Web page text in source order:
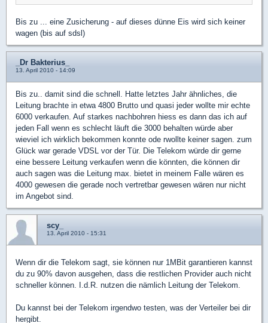
Bis zu ... eine Zusicherung - auf dieses dünne Eis wird sich keiner
wagen (bis auf sdsl)
_Dr Bakterius_
13. April 2010 - 14:09
Bis zu.. damit sind die schnell. Hatte letztes Jahr ähnliches, die
Leitung brachte in etwa 4800 Brutto und quasi jeder wollte mir echte
6000 verkaufen. Auf starkes nachbohren hiess es dann das ich auf
jeden Fall wenn es schlecht läuft die 3000 behalten würde aber
wieviel ich wirklich bekommen konnte ode rwollte keiner sagen. zum
Glück war gerade VDSL vor der Tür. Die Telekom würde dir gerne
eine bessere Leitung verkaufen wenn die könnten, die können dir
auch sagen was die Leitung max. bietet in meinem Falle wären es
4000 gewesen die gerade noch vertretbar gewesen wären nur nicht
im Angebot sind.
scy_
13. April 2010 - 15:31
Wenn dir die Telekom sagt, sie können nur 1MBit garantieren kannst
du zu 90% davon ausgehen, dass die restlichen Provider auch nicht
schneller können. I.d.R. nutzen die nämlich Leitung der Telekom.
Du kannst bei der Telekom irgendwo testen, was der Verteiler bei dir
hergibt.